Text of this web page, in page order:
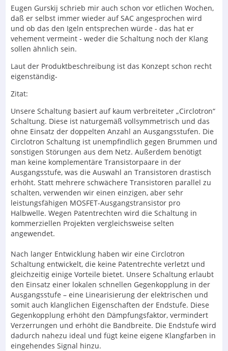
Eugen Gurskij schrieb mir auch schon vor etlichen Wochen,
daß er selbst immer wieder auf SAC angesprochen wird
und ob das den Igeln entsprechen würde - das hat er
vehement vermeint - weder die Schaltung noch der Klang
sollen ähnlich sein.
Laut der Produktbeschreibung ist das Konzept schon recht
eigenständig-
Zitat:
Unsere Schaltung basiert auf kaum verbreiteter „Circlotron“
Schaltung. Diese ist naturgemäß vollsymmetrisch und das
ohne Einsatz der doppelten Anzahl an Ausgangsstufen. Die
Circlotron Schaltung ist unempfindlich gegen Brummen und
sonstigen Störungen aus dem Netz. Außerdem benötigt
man keine komplementäre Transistorpaare in der
Ausgangsstufe, was die Auswahl an Transistoren drastisch
erhöht. Statt mehrere schwächere Transistoren parallel zu
schalten, verwenden wir einen einzigen, aber sehr
leistungsfähigen MOSFET-Ausgangstransistor pro
Halbwelle. Wegen Patentrechten wird die Schaltung in
kommerziellen Projekten vergleichsweise selten
angewendet.
Nach langer Entwicklung haben wir eine Circlotron
Schaltung entwickelt, die keine Patentrechte verletzt und
gleichzeitig einige Vorteile bietet. Unsere Schaltung erlaubt
den Einsatz einer lokalen schnellen Gegenkopplung in der
Ausgangsstufe – eine Linearisierung der elektrischen und
somit auch klanglichen Eigenschaften der Endstufe. Diese
Gegenkopplung erhöht den Dämpfungsfaktor, vermindert
Verzerrungen und erhöht die Bandbreite. Die Endstufe wird
dadurch nahezu ideal und fügt keine eigene Klangfarben in
eingehendes Signal hinzu.